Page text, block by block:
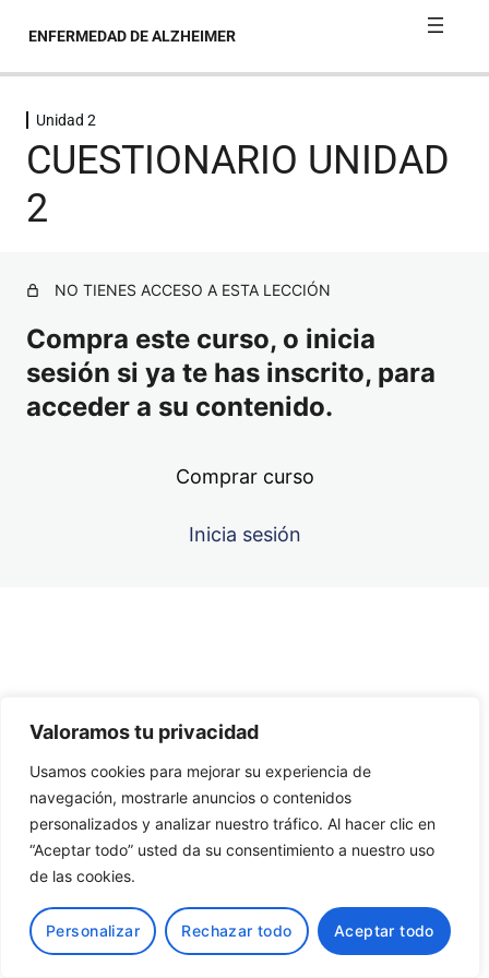
Valoramos tu privacidad
Usamos cookies para mejorar su experiencia de
navegación, mostrarle anuncios o contenidos
personalizados y analizar nuestro tráfico. Al hacer clic en
“Aceptar todo” usted da su consentimiento a nuestro uso
de las cookies.
Personalizar Rechazar todo Aceptar todo
ENFERMEDAD DE ALZHEIMER
Unidad 1
CUESTIONARIO UNIDAD 2
Unidad 3
Unidad 4
Unidad 10
Unidad 2
CUESTIONARIO UNIDAD
2
NO TIENES ACCESO A ESTA LECCIÓN
Compra este curso, o inicia
sesión si ya te has inscrito, para
acceder a su contenido.
Comprar curso
Inicia sesión